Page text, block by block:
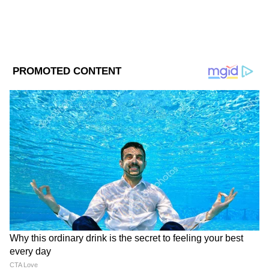
DOWNLOAD APP
RECOMMENDED STORIES